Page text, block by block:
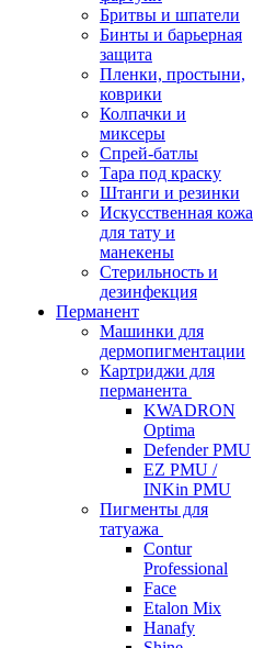
Бритвы и шпатели
Бинты и барьерная
защита
Пленки, простыни,
коврики
Колпачки и
миксеры
Спрей-батлы
Тара под краску
Штанги и резинки
Искусственная кожа
для тату и
манекены
Стерильность и
дезинфекция
Перманент
Машинки для
дермопигментации
Картриджи для
перманента
KWADRON
Optima
Defender PMU
EZ PMU /
INKin PMU
Пигменты для
татуажа
Contur
Professional
Face
Etalon Mix
Hanafy